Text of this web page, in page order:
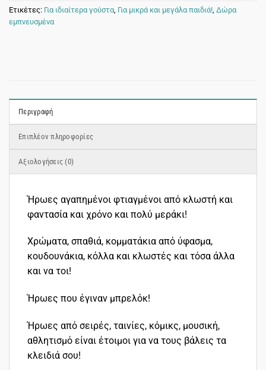
Ετικέτες: Για ιδιαίτερα γούστα Για μικρά και μεγάλα παιδιά! Δώρα
εμπνευσμένα
Περιγραφή
Επιπλέον πληροφορίες
Αξιολογήσεις (0)
Ήρωες αγαπημένοι φτιαγμένοι από κλωστή και
φαντασία και χρόνο και πολύ μεράκι!
Χρώματα, σπαθιά, κομματάκια από ύφασμα,
κουδουνάκια, κόλλα και κλωστές και τόσα άλλα
και να τοι!
Ήρωες που έγιναν μπρελόκ!
Ήρωες από σειρές, ταινίες, κόμικς, μουσική,
αθλητισμό είναι έτοιμοι για να τους βάλεις τα
κλειδιά σου!